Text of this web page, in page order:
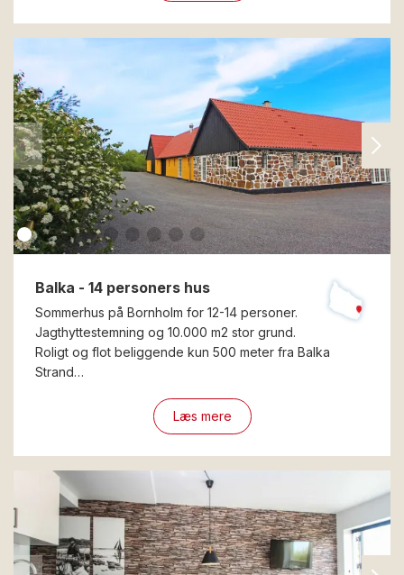
Balka - 14 personers hus
Sommerhus på Bornholm for 12-14 personer.
Jagthyttestemning og 10.000 m2 stor grund.
Roligt og flot beliggende kun 500 meter fra Balka
Strand…
Læs mere